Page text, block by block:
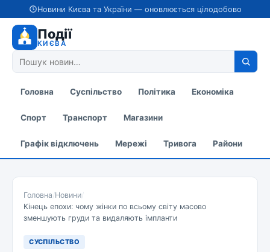
Новини Києва та України — оновлюється цілодобово
Події
КИЄВА
Головна Суспільство Політика Економіка
Спорт Транспорт Магазини
Графік відключень Мережі Тривога Райони
Головна/Новини/
Кінець епохи: чому жінки по всьому світу масово
зменшують груди та видаляють імпланти
СУСПІЛЬСТВО